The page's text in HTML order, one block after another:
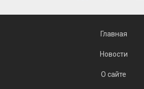
Главная
Новости
О сайте